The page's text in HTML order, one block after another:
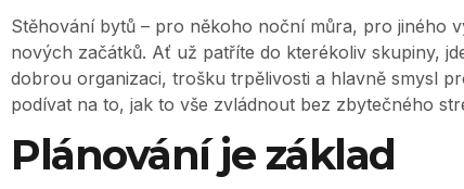
Stěhování bytů – pro někoho noční můra, pro jiného
nových začátků. Ať už patříte do kterékoliv skupiny,
dobrou organizaci, trošku trpělivosti a hlavně smysl
podívat na to, jak to vše zvládnout bez zbytečného
Plánování je základ